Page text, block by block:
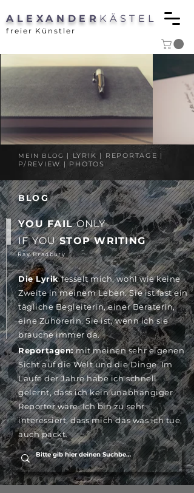
ALEXANDER KÄSTEL
freier Künstler
MEIN BLOG
| LYRIK | REPORTAGE |
P/REVIEW | PHOTOS
BLOG
YOU FAILONLY
IF YOUSTOP WRITING
Ray Bradbury
Die Lyrikfesselt mich, wohl wie keine
Zweite in meinem Leben. Sie ist fast ein
tägliche Begleiterin, einer Beraterin,
eine Zuhörerin. Sie ist, wenn ich sie
brauche immer da.
Reportagen:mit meinen sehr eigenen
Sicht auf die Welt und die Dinge. Im
Laufe der Jahre habe ich schnell
gelernt, dass ich kein unabhängiger
Reporter wäre. Ich bin zu sehr
interessiert, dass mich das was ich tue,
auch packt.